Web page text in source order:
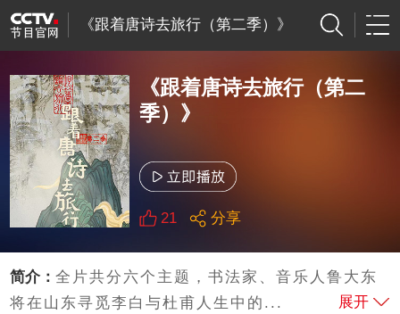
《跟着唐诗去旅行（第二季）》
《跟着唐诗去旅行（第二
季）》
21 分享
简介：全片共分六个主题，书法家、音乐人鲁大东
将在山东寻觅李白与杜甫人生中的...
展开